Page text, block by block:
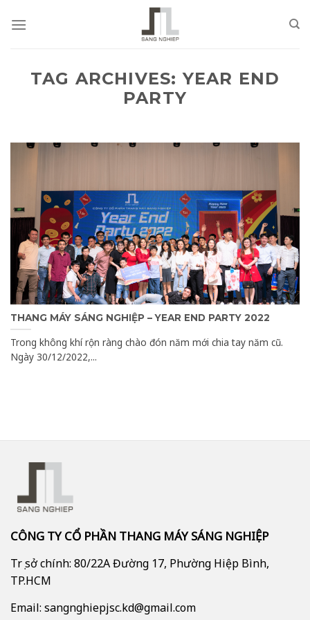
TAG ARCHIVES:YEAR END
PARTY
THANG MÁY SÁNG NGHIỆP – YEAR END PARTY 2022
Trong không khí rộn ràng chào đón năm mới chia tay năm cũ.
Ngày 30/12/2022,...
CÔNG TY CỔ PHẦN THANG MÁY SÁNG NGHIỆP
Trụ sở chính: 80/22A Đường 17, Phường Hiệp Bình,
TP.HCM
Email: sangnghiepjsc.kd@gmail.com